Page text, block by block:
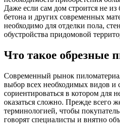
Даже если сам дом строится не из
бетона и других современных
необходимо для отделки пола,
обустройства придомовой
Что такое обрезные
Современный рынок
выбор всех необходимых видов и
сориентироваться в котором для
оказаться сложно. Прежде всего
терминологией, чтобы
говорят специалисты и внятно